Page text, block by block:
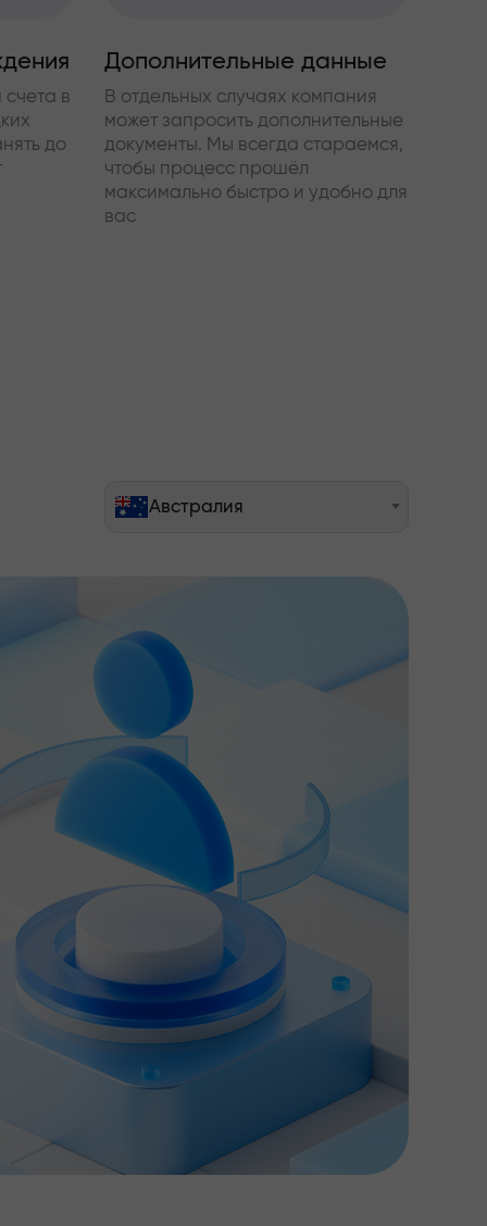
в
до
Дополнительные данные
В отдельных случаях компания
может запросить дополнительные
документы. Мы всегда стараемся,
чтобы процесс прошёл
максимально быстро и удобно для
вас
Австралия